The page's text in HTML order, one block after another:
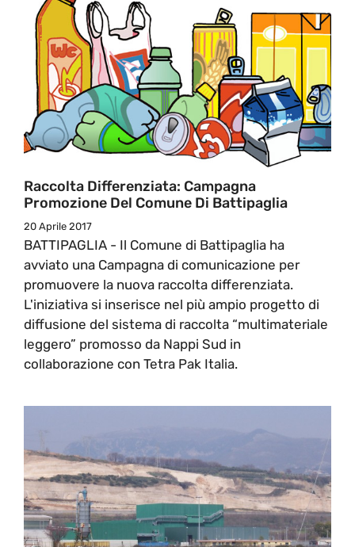
Raccolta Differenziata: Campagna
Promozione Del Comune Di Battipaglia
20 Aprile 2017
BATTIPAGLIA - Il Comune di Battipaglia ha
avviato una Campagna di comunicazione per
promuovere la nuova raccolta differenziata.
L'iniziativa si inserisce nel più ampio progetto di
diffusione del sistema di raccolta “multimateriale
leggero” promosso da Nappi Sud in
collaborazione con Tetra Pak Italia.